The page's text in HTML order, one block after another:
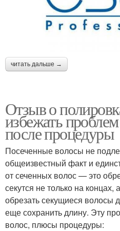
читать дальше →
Отзыв о
избежать
после процедуры
Посеченные волосы не
общеизвестный факт и
от сеченных волос — это
секутся не только на концах,
обрезать секущиеся волосы
еще сохранить длину. Эту
волос, плюсы процедуры: